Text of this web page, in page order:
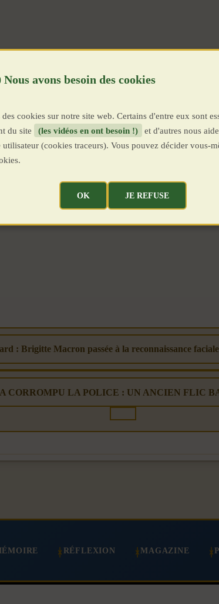
: Brigitte Macron passée à la reconnaissance
CORROMPU LA POLICE : UN ANCIEN FLIC
RÉFLEXION MAGAZINE
cookies sur notre site web. Certains d'entre eux sont
du site
(les vidéos en ont besoin !)
et d'autres nous
utilisateur (cookies traceurs). Vous pouvez décider vous-
OK JE REFUSE